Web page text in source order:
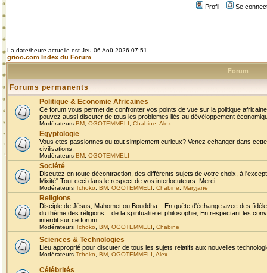
Profil
Se
La date/heure actuelle est Jeu 06 Aoû 2026 07:51
grioo.com Index du Forum
Forum
Forums permanents
Politique & Economie Africaines
Ce forum vous permet de confronter vos points de vue sur la politique
pouvez aussi discuter de tous les problemes liés au dévéloppement
Modérateurs BM OGOTEMMELI Chabine Alex
Egyptologie
Vous etes passionnes ou tout simplement curieux? Venez echanger dans
civilisations.
Modérateurs BM OGOTEMMELI
Société
Discutez en toute décontraction, des différents sujets de votre choix, à
Mixité" Tout ceci dans le respect de vos interlocuteurs. Merci
Modérateurs Tchoko BM OGOTEMMELI Chabine Maryjane
Religions
Disciple de Jésus, Mahomet ou Bouddha... En quête d'échange avec des
du thème des réligions... de la spiritualite et philosophie, En respectant les
interdit sur ce forum.
Modérateurs Tchoko BM OGOTEMMELI Chabine
Sciences & Technologies
Lieu approprié pour discuter de tous les sujets relatifs aux nouvelles
Modérateurs Tchoko BM OGOTEMMELI Alex
Célébrités